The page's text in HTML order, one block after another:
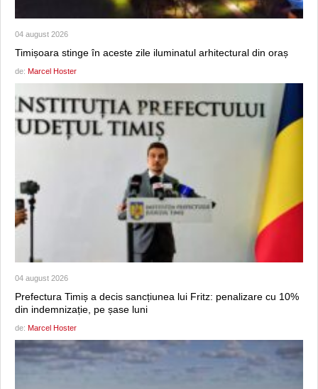
04 august 2026
Timișoara stinge în aceste zile iluminatul arhitectural din oraș
de: Marcel Hoster
04 august 2026
Prefectura Timiș a decis sancțiunea lui Fritz: penalizare cu 10%
din indemnizație, pe șase luni
de: Marcel Hoster